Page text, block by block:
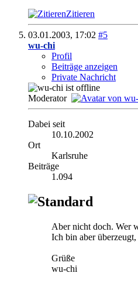
Zitieren
03.01.2003, 17:02 #5
wu-chi
Profil
Beiträge anzeigen
Private Nachricht
Moderator
Dabei seit
10.10.2002
Ort
Karlsruhe
Beiträge
1.094
Aber nicht doch. Wer
Ich bin aber
Grüße
wu-chi